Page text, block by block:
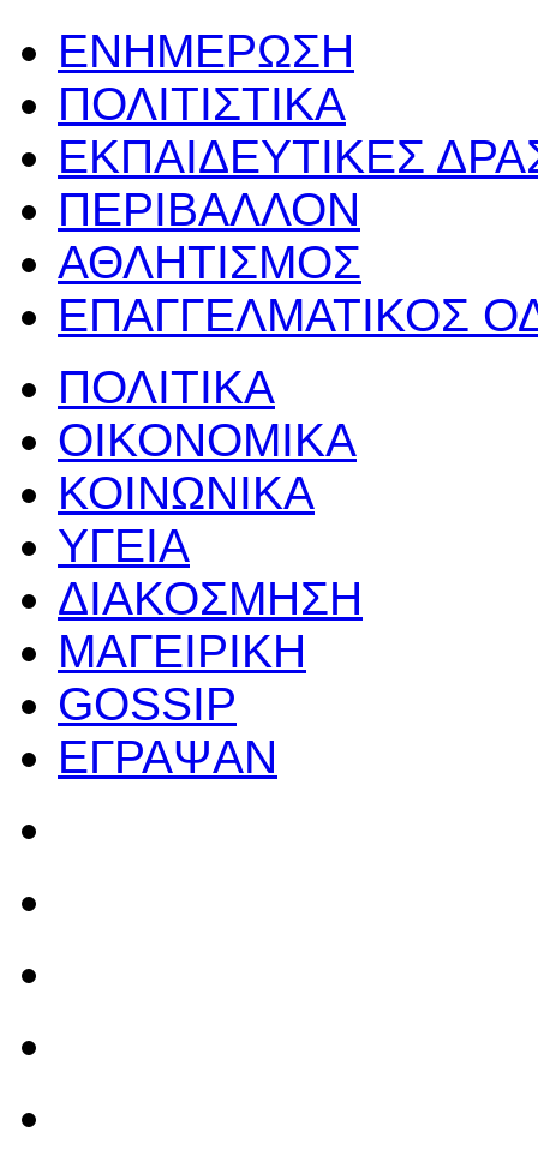
ΕΝΗΜΕΡΩΣΗ
ΠΟΛΙΤΙΣΤΙΚΑ
ΕΚΠΑΙΔΕΥΤΙΚΕΣ
ΠΕΡΙΒΑΛΛΟΝ
ΑΘΛΗΤΙΣΜΟΣ
ΕΠΑΓΓΕΛΜΑΤΙΚΟΣ
ΠΟΛΙΤΙΚΑ
ΟΙΚΟΝΟΜΙΚΑ
ΚΟΙΝΩΝΙΚΑ
ΥΓΕΙΑ
ΔΙΑΚΟΣΜΗΣΗ
ΜΑΓΕΙΡΙΚΗ
GOSSIP
ΕΓΡΑΨΑΝ